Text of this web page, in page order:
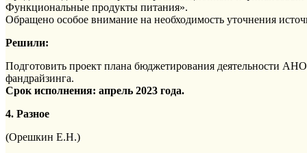
Функциональные продукты питания».
Обращено особое внимание на необходимость уточнения
Решили:
Подготовить проект плана бюджетирования деятельности
фандрайзинга.
Срок исполнения: апрель 2023 года.
4. Разное
(Орешкин Е.Н.)